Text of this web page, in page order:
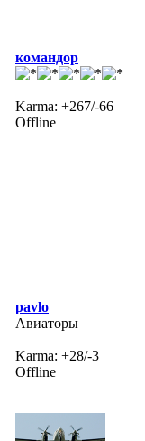
командор
Karma: +267/-66
Offline
pavlo
Авиаторы
Karma: +28/-3
Offline